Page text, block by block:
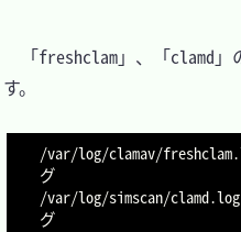
「freshclam」、「clamd」
す。
/var/log/clamav/freshclam.log	←
グ
/var/log/simscan/clamd.log		←	clamd     のロ
グ